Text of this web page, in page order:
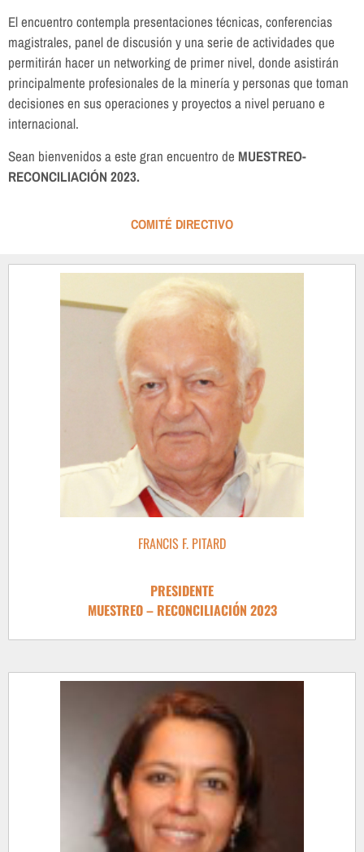
El encuentro contempla presentaciones técnicas, conferencias
magistrales, panel de discusión y una serie de actividades que
permitirán hacer un networking de primer nivel, donde asistirán
principalmente profesionales de la minería y personas que toman
decisiones en sus operaciones y proyectos a nivel peruano e
internacional.
Sean bienvenidos a este gran encuentro de MUESTREO-
RECONCILIACIÓN 2023.
COMITÉ DIRECTIVO
FRANCIS F. PITARD
PRESIDENTE
MUESTREO – RECONCILIACIÓN 2023